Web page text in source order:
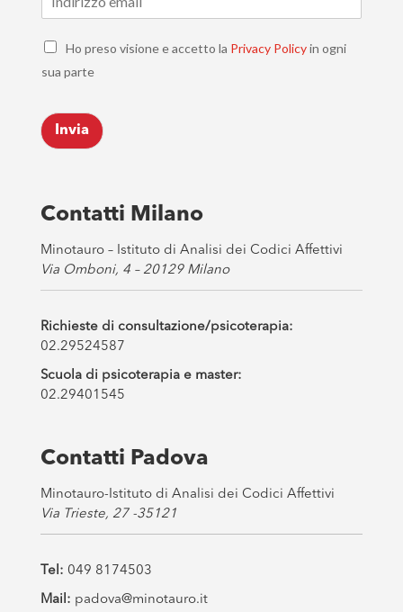
m
*
C
e
k
b
o
s
*
Ho preso visione e accetto la Privacy Policyin ogni
sua parte
Invia
Contatti Milano
Minotauro – Istituto di Analisi dei Codici Affettivi
Via Omboni, 4 – 20129 Milano
Richieste di consultazione/psicoterapia:
02.29524587
Scuola di psicoterapia e master:
02.29401545
Contatti Padova
Minotauro-Istituto di Analisi dei Codici Affettivi
Via Trieste, 27 -35121
Tel: 049 8174503
Mail: padova@minotauro.it